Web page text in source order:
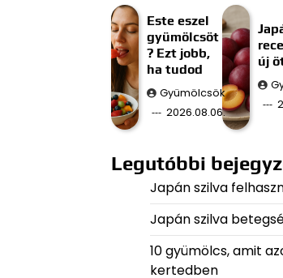
Este eszel
gyümölcsöt
? Ezt jobb,
ha tudod
Gyümölcsök
2026.08.06.
új
Legutóbbi
Japán szilva
Japán szilva
10 gyümölcs, amit
kertedben